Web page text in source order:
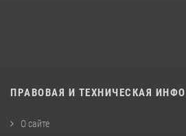
ПРАВОВАЯ И ТЕХНИЧЕСКАЯ
О сайте